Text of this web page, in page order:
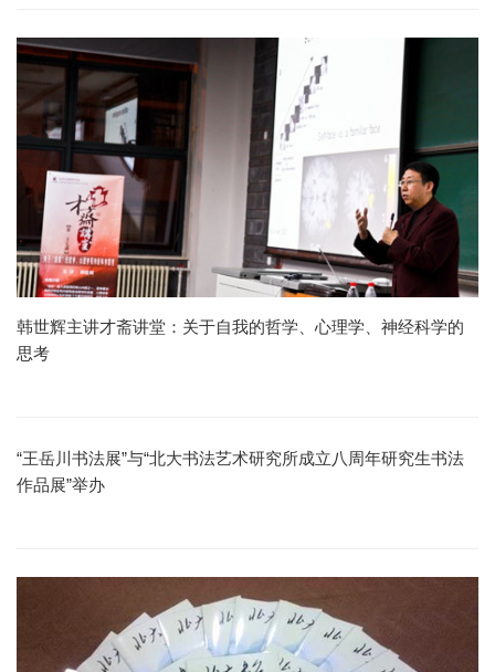
韩世辉主讲才斋讲堂：关于自我的哲学、心理学、神经科学的
思考
“王岳川书法展”与“北大书法艺术研究所成立八周年研究生书法
作品展”举办